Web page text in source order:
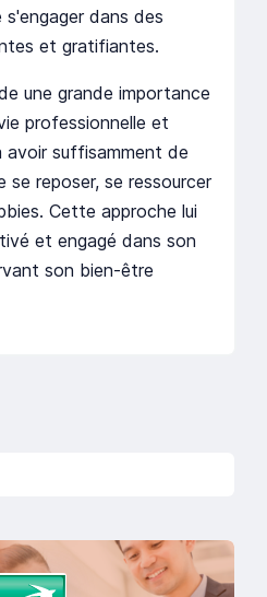
dans des
et gratifiantes.
une grande importance
professionnelle et
avoir suffisamment de
se reposer, se ressourcer
Cette approche lui
et engagé dans son
son bien-être